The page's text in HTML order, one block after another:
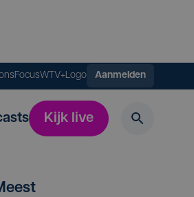
FocusWTV+Logo Aanmelden
Kijk live